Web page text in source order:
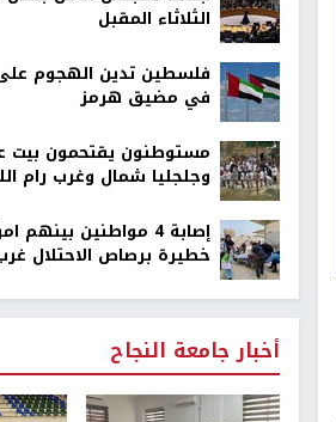
الثلاثاء المقبل
فلسطين تدين الهجوم على
في مضيق هرمز
مستوطنون يقتحمون بيت
وجلجليا شمال وغرب رام
إصابة 4 مواطنين بينهم
خطيرة برصاص الاحتلال
أخبار جامعة النجاح